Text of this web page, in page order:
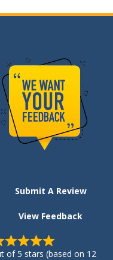
Submit A Review
View Feedback
of 5 stars (based on 12